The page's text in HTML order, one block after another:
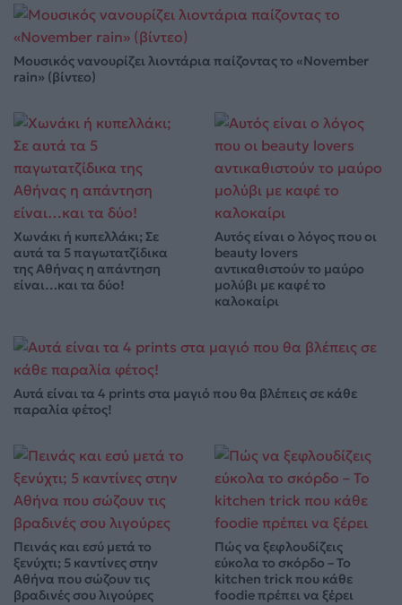
Μουσικός νανουρίζει λιοντάρια παίζοντας το «November
rain» (βίντεο)
Χωνάκι ή κυπελλάκι; Σε
αυτά τα 5 παγωτατζίδικα
της Αθήνας η απάντηση
είναι…και τα δύο!
Αυτός είναι ο λόγος που οι
beauty lovers
αντικαθιστούν το μαύρο
μολύβι με καφέ το
καλοκαίρι
Αυτά είναι τα 4 prints στα μαγιό που θα βλέπεις σε κάθε
παραλία φέτος!
Πεινάς και εσύ μετά το
ξενύχτι; 5 καντίνες στην
Αθήνα που σώζουν τις
βραδινές σου λιγούρες
Πώς να ξεφλουδίζεις
εύκολα το σκόρδο – Το
kitchen trick που κάθε
foodie πρέπει να ξέρει